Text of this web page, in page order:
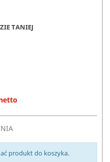
TANIEJ
produkt do koszyka.